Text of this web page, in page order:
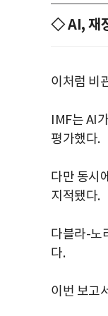
◇ AI, 재
이처럼 비
IMF는 AI
평가했다.
다만 동시
지적됐다.
다블라-노
다.
이번 보고